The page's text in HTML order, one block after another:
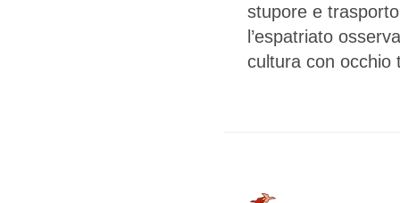
stupore e
l’espatriato
cultura con occhio